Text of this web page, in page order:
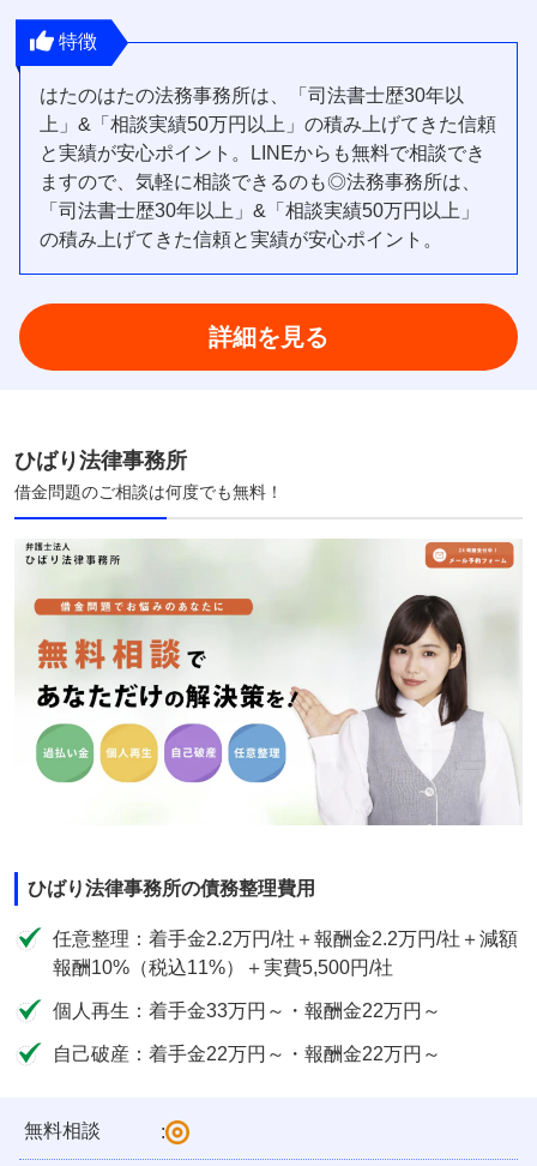
特徴
はたのはたの法務事務所は、「司法書士歴30年以
上」&「相談実績50万円以上」の積み上げてきた信頼
と実績が安心ポイント。LINEからも無料で相談でき
ますので、気軽に相談できるのも◎法務事務所は、
「司法書士歴30年以上」&「相談実績50万円以上」
の積み上げてきた信頼と実績が安心ポイント。
詳細を見る
ひばり法律事務所
借金問題のご相談は何度でも無料！
ひばり法律事務所の債務整理費用
任意整理：着手金2.2万円/社＋報酬金2.2万円/社＋減額
報酬10%（税込11%）＋実費5,500円/社
個人再生：着手金33万円～・報酬金22万円～
自己破産：着手金22万円～・報酬金22万円～
無料相談 :